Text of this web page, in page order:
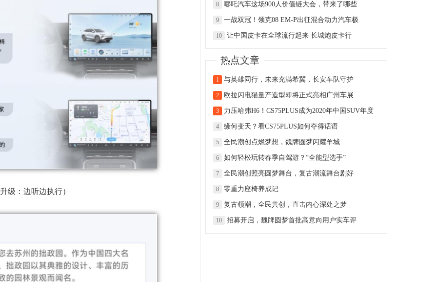
级：边听边执行）
8 哪吒汽车这场900人价值链大会，带来了哪些
9 一战双冠！领克08 EM-P出征混合动力汽车极
10 让中国皮卡在全球流行起来 长城炮皮卡行
热点文章
1 与英雄同行，未来充满希冀，长安车队守护
2 欧拉闪电猫量产造型即将正式亮相广州车展
3 力压哈弗H6！CS75PLUS成为2020年中国SUV年度
单
4 缘何变天？看CS75PLUS如何夺得话语
5 全民潮创点燃梦想，魏牌圆梦闪耀羊城
6 如何轻松玩转春季自驾游？“全能型选手”
7 全民潮创照亮圆梦舞台，复古潮流舞台剧好
8 零重力座椅养成记
9 复古领潮，全民共创，直击内心深处之梦
10 招募开启，魏牌圆梦首批高意向用户实车评